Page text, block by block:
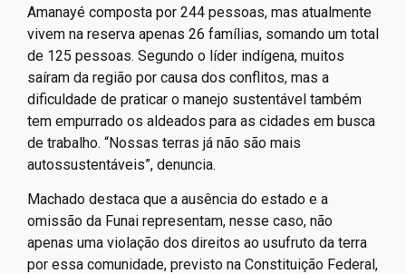
Amanayé composta por 244 pessoas, mas atualmente
vivem na reserva apenas 26 famílias, somando um total
de 125 pessoas. Segundo o líder indígena, muitos
saíram da região por causa dos conflitos, mas a
dificuldade de praticar o manejo sustentável também
tem empurrado os aldeados para as cidades em busca
de trabalho. “Nossas terras já não são mais
autossustentáveis”, denuncia.
Machado destaca que a ausência do estado e a
omissão da Funai representam, nesse caso, não
apenas uma violação dos direitos ao usufruto da terra
por essa comunidade, previsto na Constituição Federal,